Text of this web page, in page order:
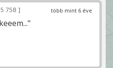
több mint 6 éve
758